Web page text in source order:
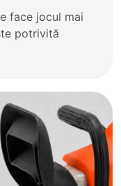
face jocul mai
potrivită